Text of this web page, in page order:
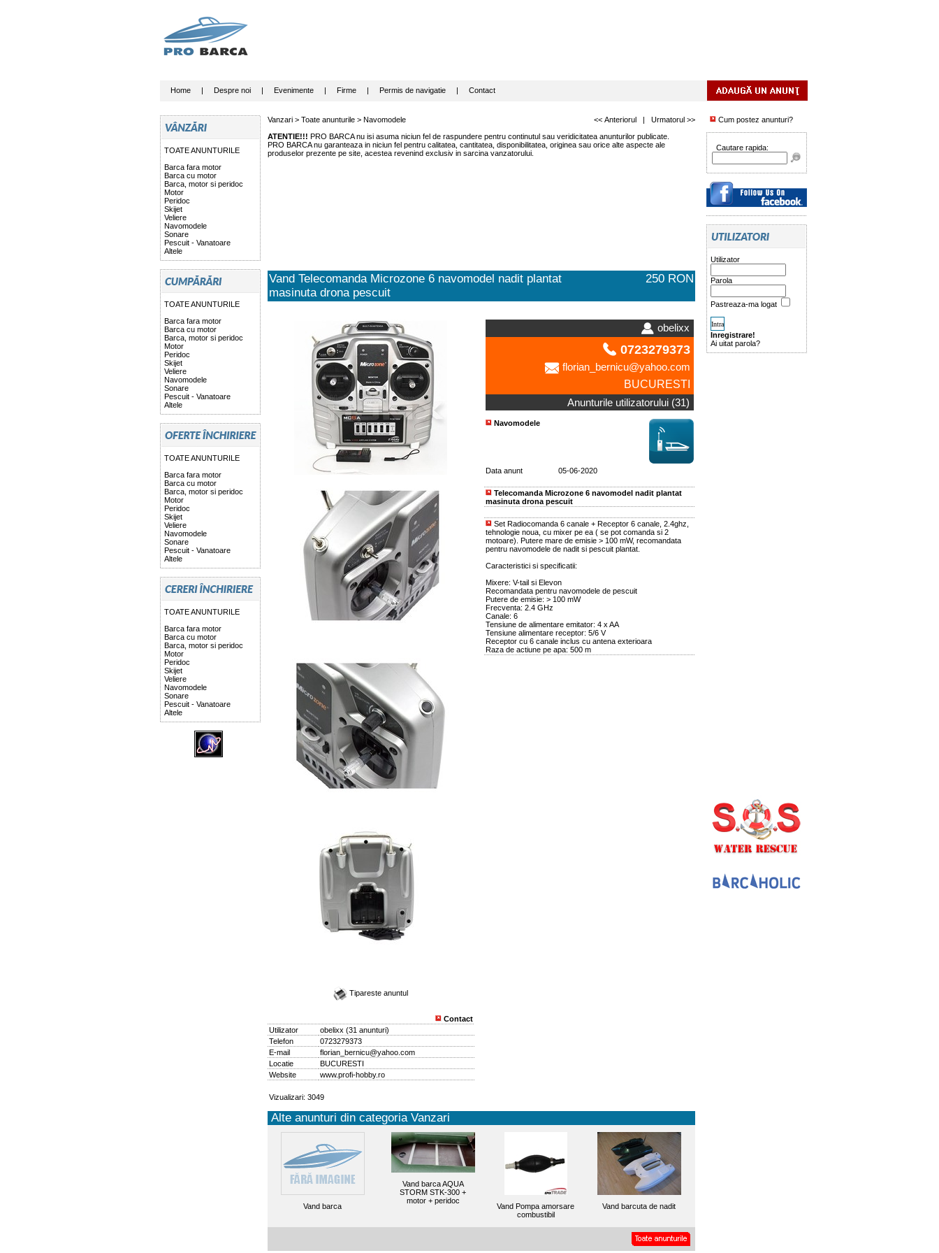
Home| Despre noi| Evenimente| Firme| Permis de navigatie| Contact
TOATE ANUNTURILE
Barca fara motor
Barca cu motor
Barca, motor si peridoc
Motor
Peridoc
Skijet
Veliere
Navomodele
Sonare
Pescuit - Vanatoare
Altele
TOATE ANUNTURILE
Barca fara motor
Barca cu motor
Barca, motor si peridoc
Motor
Peridoc
Skijet
Veliere
Navomodele
Sonare
Pescuit - Vanatoare
Altele
TOATE ANUNTURILE
Barca fara motor
Barca cu motor
Barca, motor si peridoc
Motor
Peridoc
Skijet
Veliere
Navomodele
Sonare
Pescuit - Vanatoare
Altele
TOATE ANUNTURILE
Barca fara motor
Barca cu motor
Barca, motor si peridoc
Motor
Peridoc
Skijet
Veliere
Navomodele
Sonare
Pescuit - Vanatoare
Altele
Vanzari > Toate anunturile> Navomodele << Anteriorul| Urmatorul >>
ATENTIE!!! PRO BARCA nu isi asuma niciun fel de raspundere pentru continutul sau veridicitatea anunturilor publicate.
PRO BARCA nu garanteaza in niciun fel pentru calitatea, cantitatea, disponibilitatea, originea sau orice alte aspecte ale
produselor prezente pe site, acestea revenind exclusiv in sarcina vanzatorului.
Vand Telecomanda Microzone 6 navomodel nadit plantat
masinuta drona pescuit
250 RON
Tipareste anuntul
Contact
Utilizator
obelixx (31 anunturi)
Telefon
0723279373
E-mail
florian_bernicu@yahoo.com
Locatie
BUCURESTI
Website
www.profi-hobby.ro
Vizualizari: 3049
obelixx
0723279373
florian_bernicu@yahoo.com
BUCURESTI
Anunturile utilizatorului (31)
Navomodele
Data anunt 05-06-2020
Telecomanda Microzone 6 navomodel nadit plantat
masinuta drona pescuit
Set Radiocomanda 6 canale + Receptor 6 canale, 2.4ghz,
tehnologie noua, cu mixer pe ea ( se pot comanda si 2
motoare). Putere mare de emisie > 100 mW, recomandata
pentru navomodele de nadit si pescuit plantat.
Caracteristici si specificatii:
Mixere: V-tail si Elevon
Recomandata pentru navomodele de pescuit
Putere de emisie: > 100 mW
Frecventa: 2.4 GHz
Canale: 6
Tensiune de alimentare emitator: 4 x AA
Tensiune alimentare receptor: 5/6 V
Receptor cu 6 canale inclus cu antena exterioara
Raza de actiune pe apa: 500 m
Alte anunturi din categoria Vanzari
Vand barca
Vand barca AQUA
STORM STK-300 +
motor + peridoc
Vand Pompa amorsare
combustibil
Vand barcuta de nadit
Cum postez anunturi?
Cautare rapida:
Utilizator
Parola
Pastreaza-ma logat
Inregistrare!
Ai uitat parola?